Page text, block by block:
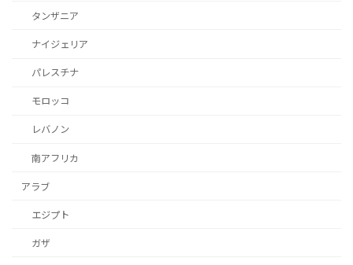
タンザニア
ナイジェリア
パレスチナ
モロッコ
レバノン
南アフリカ
アラブ
エジプト
ガザ